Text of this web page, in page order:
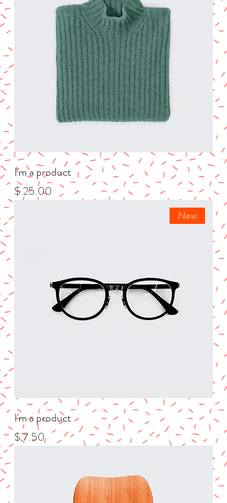
I'm a product
מחיר
New
I'm a product
מחיר